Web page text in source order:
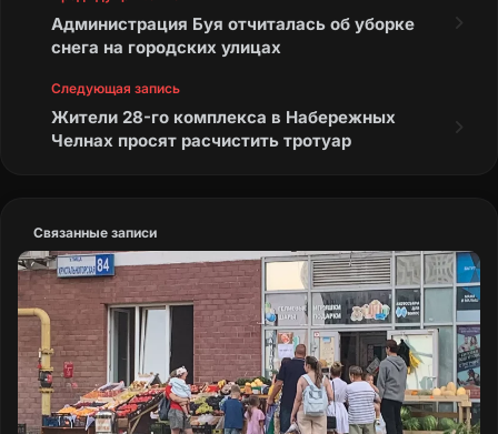
Администрация Буя отчиталась об уборке
снега на городских улицах
Следующая запись
Жители 28-го комплекса в Набережных
Челнах просят расчистить тротуар
Связанные записи